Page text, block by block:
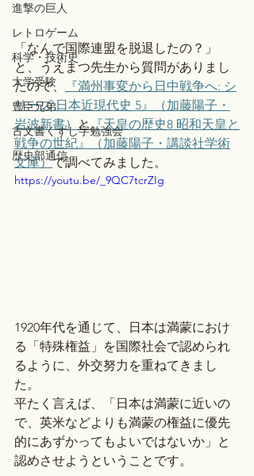
進撃の巨人
レトロゲーム
科学・技術史
大学受験
豊臣兄弟
古文書くずし字勉強会
歴史部通信
「なんで国際連盟を脱退したの？」
と、うえまつ先生から質問がありまし
たので、
『満州事変から日中戦争へ: シ
リーズ 日本近現代史 5』（加藤陽子・
岩波新書） と『天皇の歴史8 昭和天皇と
戦争の世紀』（加藤陽子・講談社学術
文庫）で調べてみました。
https://youtu.be/_9QC7tcrZIg
1920年代を通じて、日本は満蒙におけ
る「特殊権益」を国際社会で認められ
るように、外交努力を重ねてきまし
た。
平たく言えば、「日本は満蒙に近いの
で、英米などよりも満蒙の権益に優先
的にあずかってもよいではないか」と
認めさせようということです。